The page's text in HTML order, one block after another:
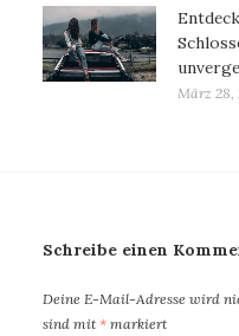
März 28,
Schreibe einen
Deine E-Mail-Adresse wird
sind mit* markiert